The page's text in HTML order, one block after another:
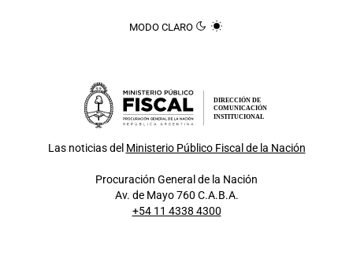
MODO CLARO
DIRECCIÓN DE
COMUNICACIÓN
INSTITUCIONAL
Las noticias del Ministerio Público Fiscal de la Nación
Procuración General de la Nación
Av. de Mayo 760 C.A.B.A.
+54 11 4338 4300